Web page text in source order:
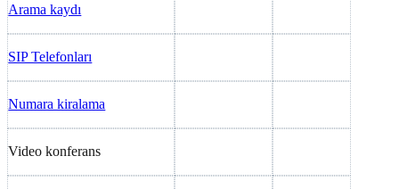
Arama kaydı
SIP Telefonları
Numara kiralama
Video konferans